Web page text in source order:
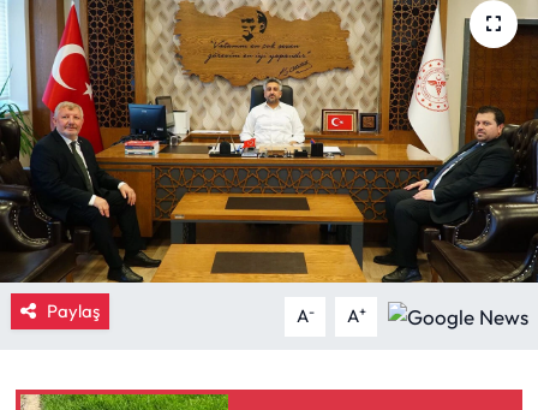
Paylaş A- A+
Eğitim
Ekonomi
Güncel
İskilip Haberleri
Kargı Haberleri
Kimdir?
Kültür Sanat